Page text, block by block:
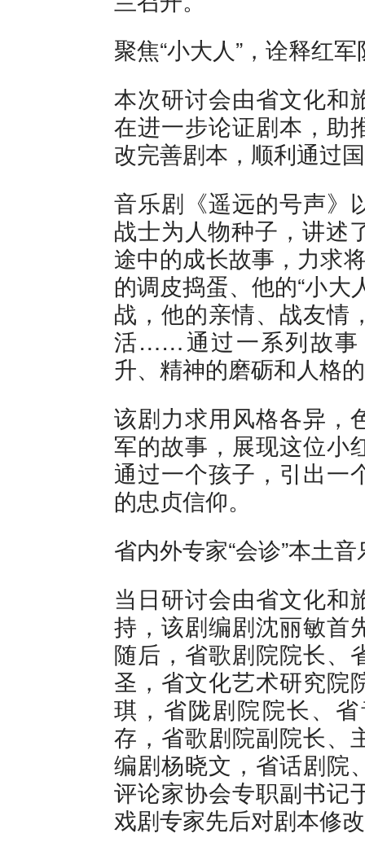
聚焦“小大人”，诠释红
本次研讨会由省文化和
在进一步论证剧本，助
改完善剧本，顺利通过
音乐剧《遥远的号声》
战士为人物种子，讲述
途中的成长故事，力求
的调皮捣蛋、他的“小大
战，他的亲情、战友情
活……通过一系列故事
升、精神的磨砺和人格
该剧力求用风格各异，
军的故事，展现这位小
通过一个孩子，引出一
的忠贞信仰。
省内外专家“会诊”本土
当日研讨会由省文化和
持，该剧编剧沈丽敏首
随后，省歌剧院院长、
圣，省文化艺术研究院
琪，省陇剧院院长、
存，省歌剧院副院长、
编剧杨晓文，省话剧院
评论家协会专职副书记
戏剧专家先后对剧本修